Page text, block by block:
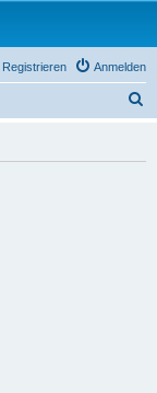
Anmelden
Registrieren